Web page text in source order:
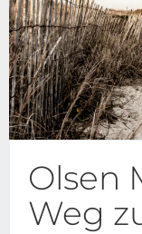
Olsen
Weg